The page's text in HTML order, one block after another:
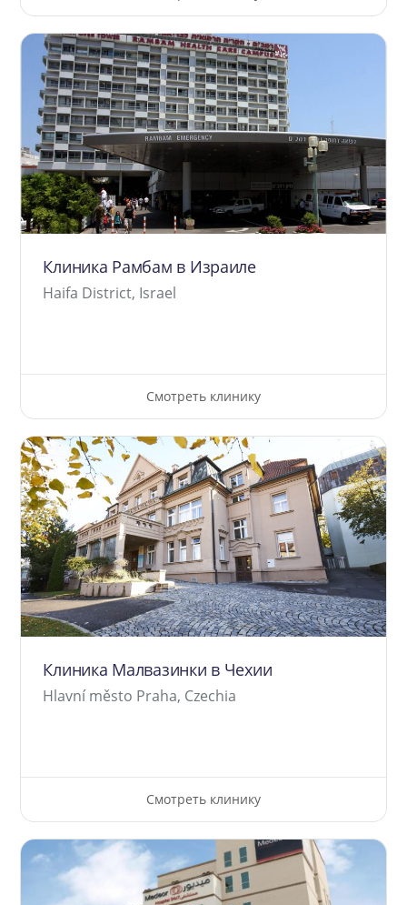
Клиника Рамбам в Израиле
Haifa District, Israel
Смотреть клинику
Клиника Малвазинки в Чехии
Hlavní město Praha, Czechia
Смотреть клинику